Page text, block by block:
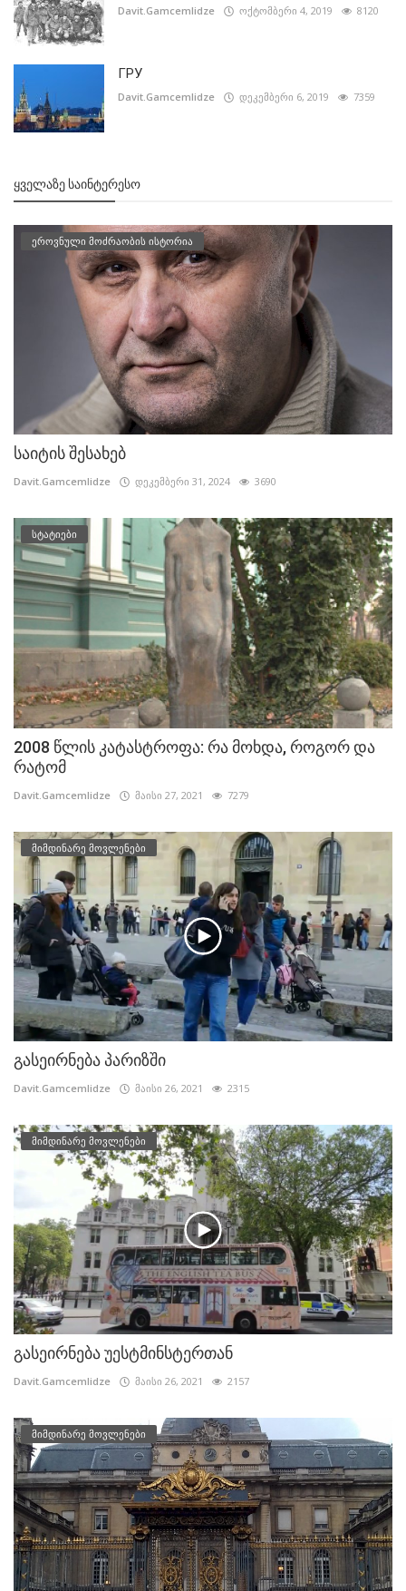
Davit.Gamcemlidze ოქტომბერი 4, 2019 8120
ГРУ
Davit.Gamcemlidze დეკემბერი 6, 2019 7359
ᲧᲕᲔᲚᲐᲖᲔ ᲡᲐᲘᲜᲢᲔᲠᲔᲡᲝ
ეროვნული მოძრაობის ისტორია
საიტის შესახებ
Davit.Gamcemlidze დეკემბერი 31, 2024 3690
სტატიები
2008 წლის კატასტროფა: რა მოხდა, როგორ და
რატომ
Davit.Gamcemlidze მაისი 27, 2021 7279
მიმდინარე მოვლენები
გასეირნება პარიზში
Davit.Gamcemlidze მაისი 26, 2021 2315
მიმდინარე მოვლენები
გასეირნება უესტმინსტერთან
Davit.Gamcemlidze მაისი 26, 2021 2157
მიმდინარე მოვლენები